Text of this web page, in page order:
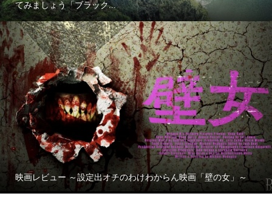
てみましょう「ブラック...
映画レビュー ～設定出オチのわけわからん映画「壁の女」～